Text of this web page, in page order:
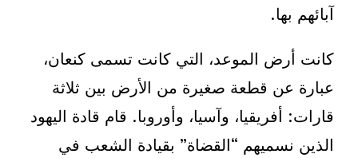
آبائهم بها.
كانت أرض الموعد، التي كانت تسمى كنعان،
عبارة عن قطعة صغيرة من الأرض بين ثلاثة
قارات: أفريقيا، وآسيا، وأوروبا. قام قادة اليهود
الذين نسميهم “القضاة” بقيادة الشعب في